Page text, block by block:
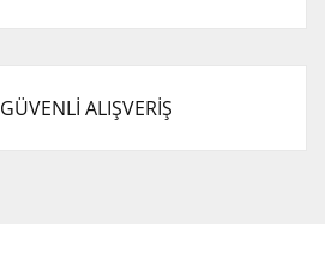
GÜVENLİ ALIŞVERİŞ